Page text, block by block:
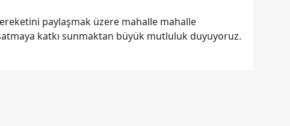
paylaşmak üzere mahalle mahalle
katkı sunmaktan büyük mutluluk duyuyoruz.